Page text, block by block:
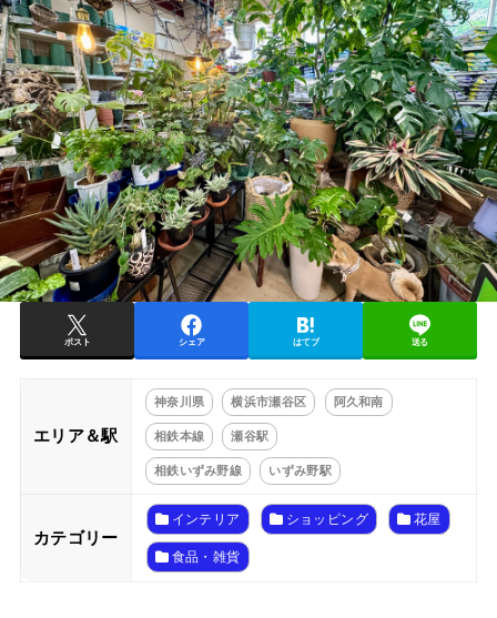
ポスト シェア はてブ 送る
エリア＆駅
神奈川県 横浜市瀬谷区 阿久和南
相鉄本線 瀬谷駅
相鉄いずみ野線 いずみ野駅
カテゴリー
インテリア ショッピング 花屋
食品・雑貨